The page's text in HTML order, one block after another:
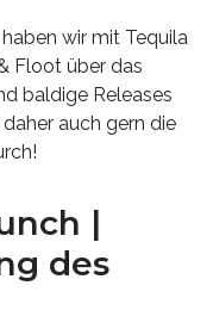
wir mit Tequila
Floot über das
baldige Releases
auch gern die
|
des